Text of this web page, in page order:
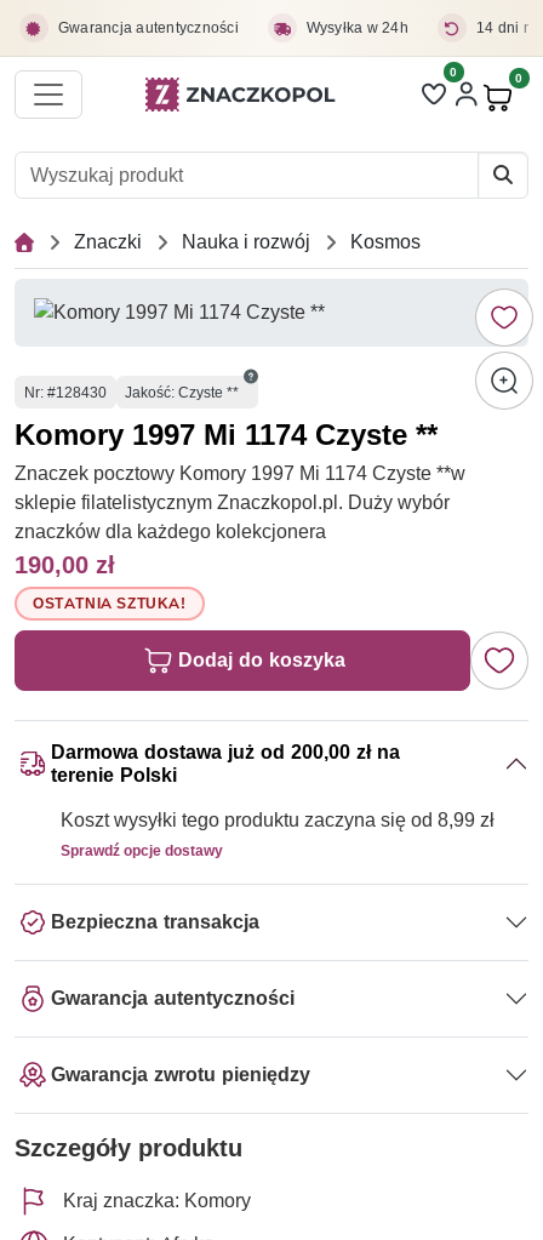
Gwarancja autentyczności Wysyłka w 24h 14 dni
Liczba pozycji
0 0
Znaczki Nauka i rozwój Kosmos
Numer
Nr: #128430 Jakość: Czyste **
Komory 1997 Mi 1174 Czyste **
Znaczek pocztowy Komory 1997 Mi 1174 Czyste **w
sklepie filatelistycznym Znaczkopol.pl. Duży wybór
znaczków dla każdego kolekcjonera
190,00 zł
OSTATNIA SZTUKA!
Dodaj do koszyka
Darmowa dostawa już od 200,00 zł na
terenie Polski
Koszt wysyłki tego produktu zaczyna się od 8,99 zł
Sprawdź opcje dostawy
Bezpieczna transakcja
Gwarancja autentyczności
Gwarancja zwrotu pieniędzy
Szczegóły produktu
Kraj znaczka: Komory